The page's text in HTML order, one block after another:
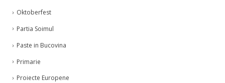
Oktoberfest
Partia Soimul
Paste in Bucovina
Primarie
Proiecte Europene